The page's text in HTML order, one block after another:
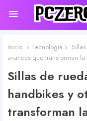
Inicio Tecnología
avances que transforman
Sillas de
handbikes y
transforman